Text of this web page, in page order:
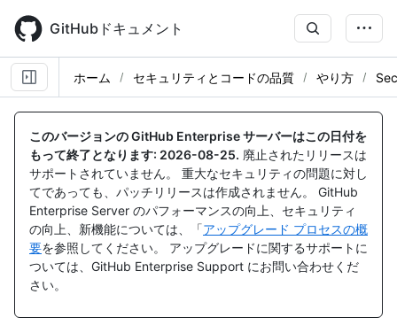
main
content
GitHubドキュメント
ホーム セキュリティとコードの品質 やり方
このバージョンの GitHub Enterprise サーバーはこの日付を
もって終了となります: 2026-08-25. 廃止されたリリースは
サポートされていません。 重大なセキュリティの問題に対し
てであっても、パッチリリースは作成されません。 GitHub
Enterprise Server のパフォーマンスの向上、セキュリティ
の向上、新機能については、「アップグレード プロセスの概
要を参照してください。 アップグレードに関するサポートに
ついては、GitHub Enterprise Support にお問い合わせくだ
さい。